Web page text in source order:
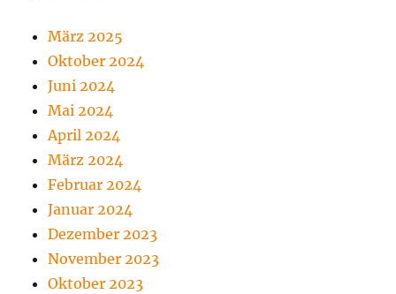
März 2025
Oktober 2024
Juni 2024
Mai 2024
April 2024
März 2024
Februar 2024
Januar 2024
Dezember 2023
November 2023
Oktober 2023